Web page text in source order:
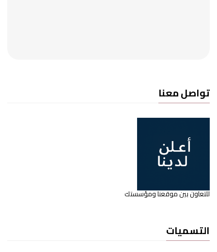
تواصل معنا
للتعاون بين موقعنا ومؤسستك
التسميات